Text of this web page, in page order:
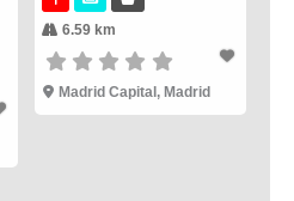
6.59 km
Madrid Capital, Madrid